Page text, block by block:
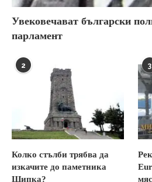
Увековечават български
парламент
2
Колко стълби трябва да
изкачите до паметника
Шипка?
3